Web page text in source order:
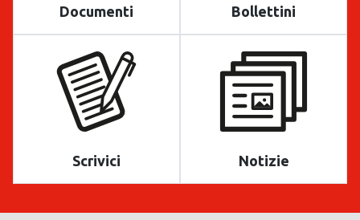
Documenti Bollettini
Scrivici Notizie